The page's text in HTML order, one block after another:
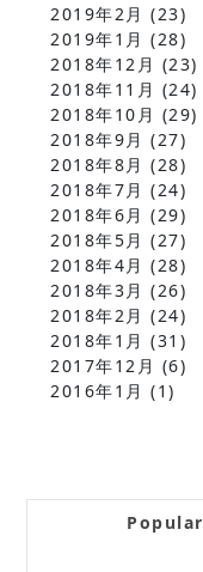
2019年2月 (23)
2019年1月 (28)
2018年12月 (23)
2018年11月 (24)
2018年10月 (29)
2018年9月 (27)
2018年8月 (28)
2018年7月 (24)
2018年6月 (29)
2018年5月 (27)
2018年4月 (28)
2018年3月 (26)
2018年2月 (24)
2018年1月 (31)
2017年12月 (6)
2016年1月 (1)
Popular